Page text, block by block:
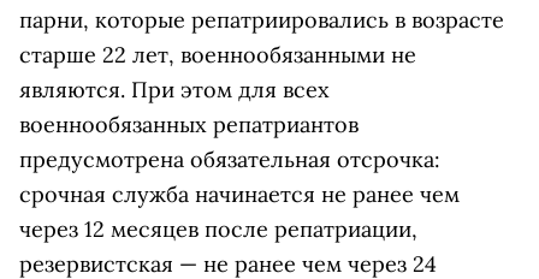
парни, которые репатриировались в возрасте
старше 22 лет, военнообязанными не
являются. При этом для всех
военнообязанных репатриантов
предусмотрена обязательная отсрочка:
срочная служба начинается не ранее чем
через 12 месяцев после репатриации,
резервистская — не ранее чем через 24